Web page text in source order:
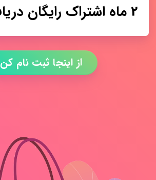
2 ماه اشتراک رایگان دریافت نمایید
از اینجا ثبت نام کن